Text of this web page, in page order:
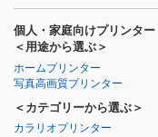
個人・家庭向けプリンター
＜用途から選ぶ＞
ホームプリンター
写真高画質プリンター
＜カテゴリーから選ぶ＞
カラリオプリンター